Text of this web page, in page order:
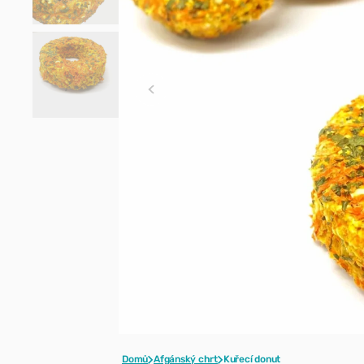
styling
Pečující přípravky a
hojivé kúry
Domů Afgánský chrt Kuřecí donut